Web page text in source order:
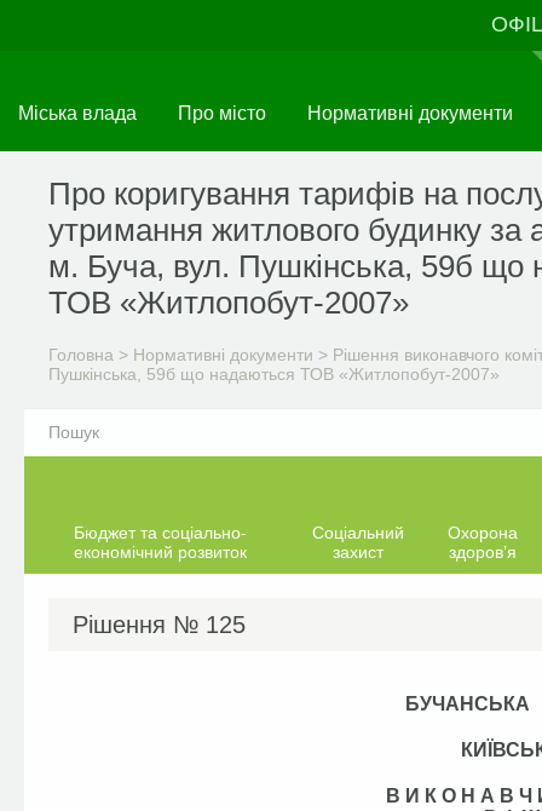
Міська влада Про місто Нормативні документи
Про коригування тарифів на
утримання житлового будинку за
м. Буча, вул. Пушкінська, 59б що
ТОВ «Житлопобут-2007»
Головна > Нормативні документи > Рішення виконавчого
Пушкінська, 59б що надаються ТОВ «Житлопобут-2007»
Бюджет та соціально-
економічний розвиток
Соціальний
захист
Охорона
здоров’я
Рішення № 125
В И К О Н А В